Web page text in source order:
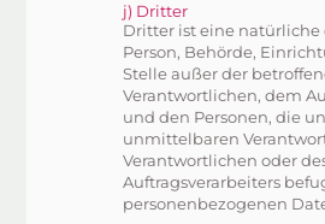
j) Dritter
Dritter ist eine natürliche
Person, Behörde,
Stelle außer der
Verantwortlichen, dem
und den Personen, die
unmittelbaren
Verantwortlichen oder
Auftragsverarbeiters
personenbezogenen